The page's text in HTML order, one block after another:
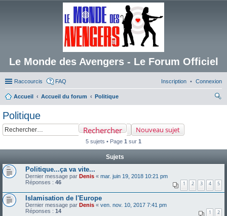
Le Monde des Avengers - Le Forum Officiel
Raccourcis FAQ Connexion
Inscription
Accueil Accueil du forum
Politique
Politique
Nouveau sujet
Rechercher
5 sujets • Page 1 sur 1
Sujets
Politique...ça va vite...
Dernier message par Denis « mar. juin 19, 2018 10:21 pm
Réponses : 46 1 2 3 4 5
Islamisation de l'Europe
Dernier message par Denis « ven. nov. 10, 2017 7:41 pm
Réponses : 14 1 2